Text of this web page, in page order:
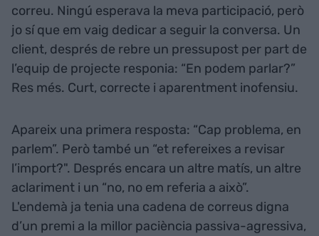
correu. Ningú esperava la meva participació, però
jo sí que em vaig dedicar a seguir la conversa. Un
client, després de rebre un pressupost per part de
l’equip de projecte responia: “En podem parlar?”
Res més. Curt, correcte i aparentment inofensiu.
Apareix una primera resposta: “Cap problema, en
parlem”. Però també un “et refereixes a revisar
l’import?". Després encara un altre matís, un altre
aclariment i un “no, no em referia a això”.
L'endemà ja tenia una cadena de correus digna
d’un premi a la millor paciència passiva-agressiva,